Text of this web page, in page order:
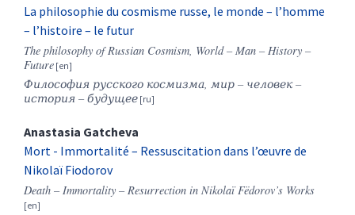
La philosophie du cosmisme russe, le monde – l’homme
– l’histoire – le futur
The philosophy of Russian Cosmism, World – Man – History –
Future
Философия русского космизма, мир – человек –
история – будущее
Anastasia Gatcheva
Mort - Immortalité – Ressuscitation dans l’œuvre de
Nikolaï Fiodorov
Death – Immortality – Resurrection in Nikolaï Fëdorov’s Works